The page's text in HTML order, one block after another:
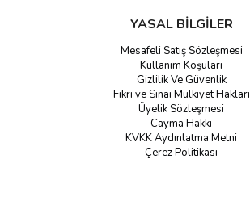
YASAL BİLGİLER
Mesafeli Satış Sözleşmesi
Kullanım Koşuları
Gizlilik Ve Güvenlik
Fikri ve Sınai Mülkiyet Hakları
Üyelik Sözleşmesi
Cayma Hakkı
KVKK Aydınlatma Metni
Çerez Politikası